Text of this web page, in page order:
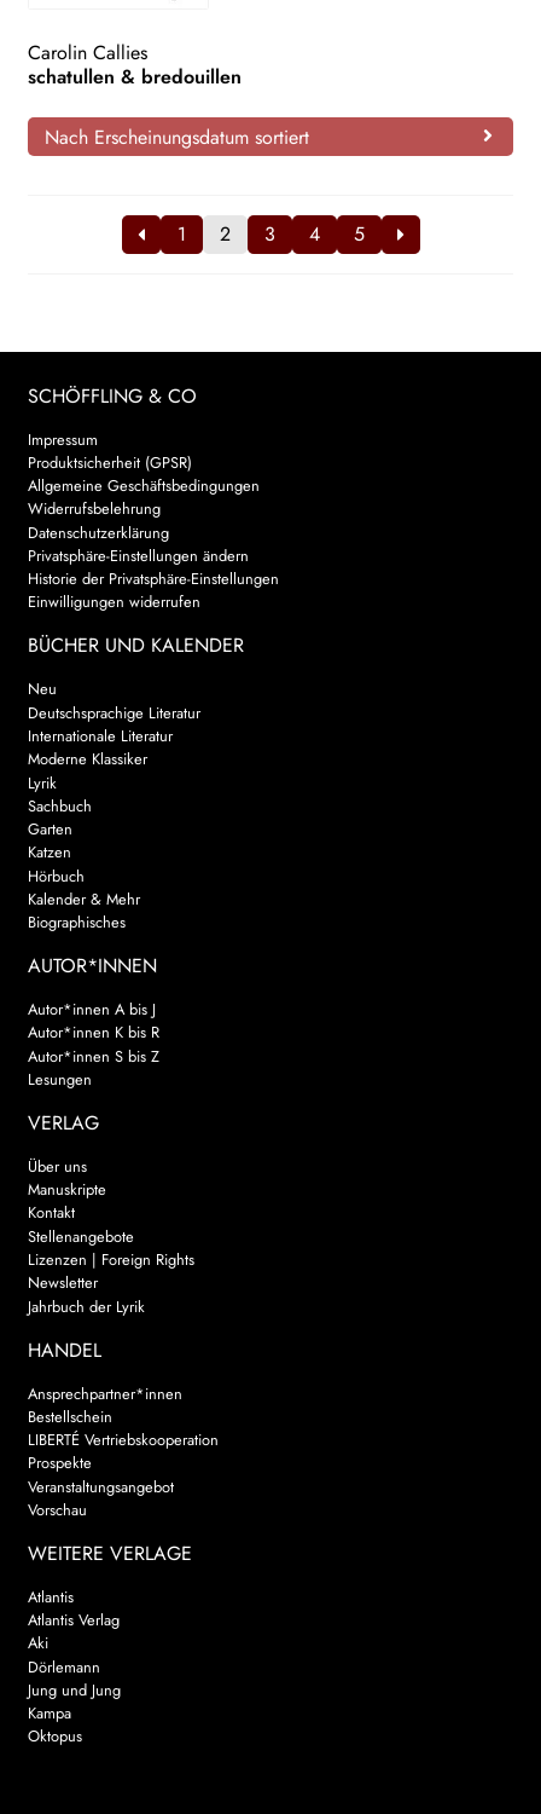
Carolin Callies
schatullen & bredouillen
Nach Erscheinungsdatum sortiert
1 2 3 4 5
SCHÖFFLING & CO
Impressum
Produktsicherheit (GPSR)
Allgemeine Geschäftsbedingungen
Widerrufsbelehrung
Datenschutzerklärung
Privatsphäre-Einstellungen ändern
Historie der Privatsphäre-Einstellungen
Einwilligungen widerrufen
BÜCHER UND KALENDER
Neu
Deutschsprachige Literatur
Internationale Literatur
Moderne Klassiker
Lyrik
Sachbuch
Garten
Katzen
Hörbuch
Kalender & Mehr
Biographisches
AUTOR*INNEN
Autor*innen A bis J
Autor*innen K bis R
Autor*innen S bis Z
Lesungen
VERLAG
Über uns
Manuskripte
Kontakt
Stellenangebote
Lizenzen | Foreign Rights
Newsletter
Jahrbuch der Lyrik
HANDEL
Ansprechpartner*innen
Bestellschein
LIBERTÉ Vertriebskooperation
Prospekte
Veranstaltungsangebot
Vorschau
WEITERE VERLAGE
Atlantis
Atlantis Verlag
Aki
Dörlemann
Jung und Jung
Kampa
Oktopus